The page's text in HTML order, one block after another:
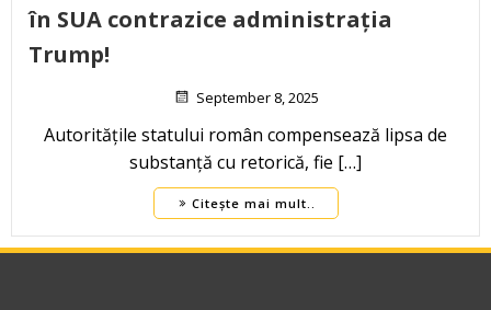
în SUA contrazice administrația
Trump!
September 8, 2025
Autoritățile statului român compensează lipsa de
substanță cu retorică, fie […]
Citește mai mult..